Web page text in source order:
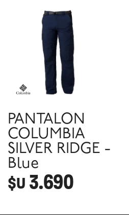
PANTALON
COLUMBIA
SILVER RIDGE -
Blue
$U 3.690